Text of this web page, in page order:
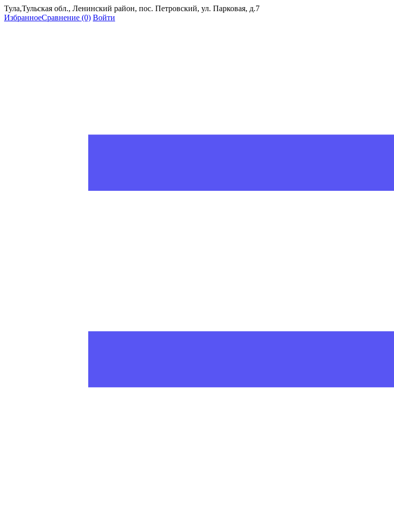
Тула,Тульская обл., Ленинский район, пос. Петровский, ул. Парковая, д.7
ИзбранноеСравнение (0) Войти